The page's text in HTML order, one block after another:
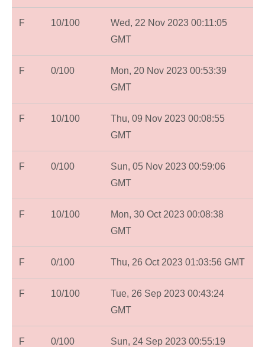
F 10/100
Wed, 22 Nov 2023 00:11:05
GMT
F 0/100
Mon, 20 Nov 2023 00:53:39
GMT
F 10/100
Thu, 09 Nov 2023 00:08:55
GMT
F 0/100
Sun, 05 Nov 2023 00:59:06
GMT
F 10/100
Mon, 30 Oct 2023 00:08:38
GMT
F 0/100 Thu, 26 Oct 2023 01:03:56 GMT
F 10/100
Tue, 26 Sep 2023 00:43:24
GMT
F 0/100
Sun, 24 Sep 2023 00:55:19